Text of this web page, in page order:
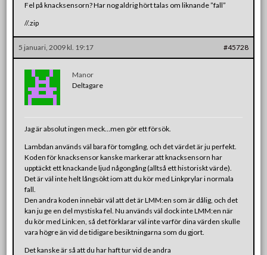
Fel på knacksensorn? Har nog aldrig hört talas om liknande ”fall”
//.zip
5 januari, 2009 kl. 19:17 #45728
Manor
Deltagare
Jag är absolut ingen meck…men gör ett försök.
Lambdan används väl bara för tomgång, och det värdet är ju perfekt.
Koden för knacksensor kanske markerar att knacksensorn har
upptäckt ett knackande ljud någongång (alltså ett historiskt värde).
Det är väl inte helt långsökt iom att du kör med Linkprylar i normala
fall.
Den andra koden innebär väl att det är LMM:en som är dålig, och det
kan ju ge en del mystiska fel. Nu används väl dock inte LMM:en när
du kör med Link:en, så det förklarar väl inte varför dina värden skulle
vara högre än vid de tidigare besiktningarna som du gjort.
Det kanske är så att du har haft tur vid de andra